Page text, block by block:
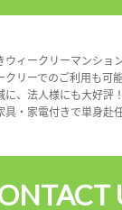
ウィークリーマンショ
リーでのご利用も可
、法人様にも大好評
・家電付きで単身赴